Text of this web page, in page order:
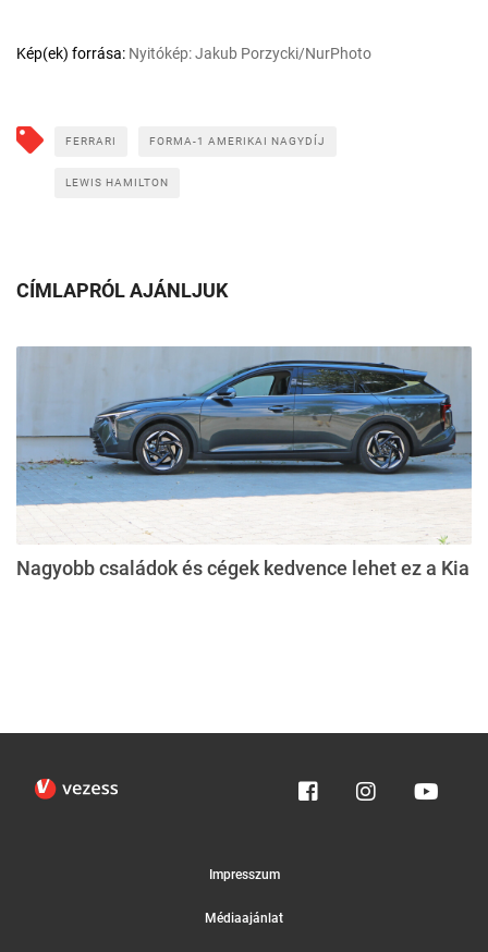
Kép(ek) forrása: Nyitókép: Jakub Porzycki/NurPhoto
FERRARI FORMA-1 AMERIKAI NAGYDÍJ
LEWIS HAMILTON
CÍMLAPRÓL AJÁNLJUK
Nagyobb családok és cégek kedvence lehet ez a Kia
Impresszum
Médiaajánlat